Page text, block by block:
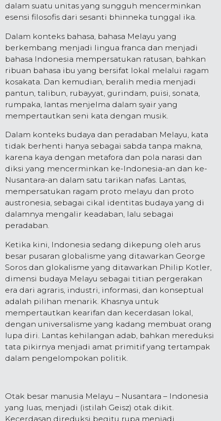
dalam suatu unitas yang sungguh mencerminkan
esensi filosofis dari sesanti bhinneka tunggal ika.
Dalam konteks bahasa, bahasa Melayu yang
berkembang menjadi lingua franca dan menjadi
bahasa Indonesia mempersatukan ratusan, bahkan
ribuan bahasa ibu yang bersifat lokal melalui ragam
kosakata. Dan kemudian, beralih media menjadi
pantun, talibun, rubayyat, gurindam, puisi, sonata,
rumpaka, lantas menjelma dalam syair yang
mempertautkan seni kata dengan musik.
Dalam konteks budaya dan peradaban Melayu, kata
tidak berhenti hanya sebagai sabda tanpa makna,
karena kaya dengan metafora dan pola narasi dan
diksi yang mencerminkan ke-Indonesia-an dan ke-
Nusantara-an dalam satu tarikan nafas. Lantas,
mempersatukan ragam proto melayu dan proto
austronesia, sebagai cikal identitas budaya yang di
dalamnya mengalir keadaban, lalu sebagai
peradaban.
Ketika kini, Indonesia sedang dikepung oleh arus
besar pusaran globalisme yang ditawarkan George
Soros dan glokalisme yang ditawarkan Philip Kotler,
dimensi budaya Melayu sebagai titian pergerakan
era dari agraris, industri, informasi, dan konseptual
adalah pilihan menarik. Khasnya untuk
mempertautkan kearifan dan kecerdasan lokal,
dengan universalisme yang kadang membuat orang
lupa diri. Lantas kehilangan adab, bahkan mereduksi
tata pikirnya menjadi amat primitif yang tertampak
dalam pengelompokan politik.
Otak besar manusia Melayu – Nusantara – Indonesia
yang luas, menjadi (istilah Geisz) otak dikit.
Kecerdasan direduksi begitu rupa menjadi